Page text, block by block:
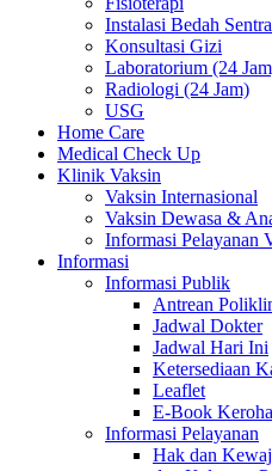
Instalasi Bedah
Konsultasi Gizi
Laboratorium (24
Radiologi (24 Jam)
USG
Home Care
Medical Check Up
Klinik Vaksin
Vaksin Internasional
Vaksin Dewasa &
Informasi Pelayanan
Informasi
Informasi Publik
Antrean
Jadwal Dokter
Jadwal Hari Ini
Ketersediaan
Leaflet
E-Book
Informasi Pelayanan
Hak dan